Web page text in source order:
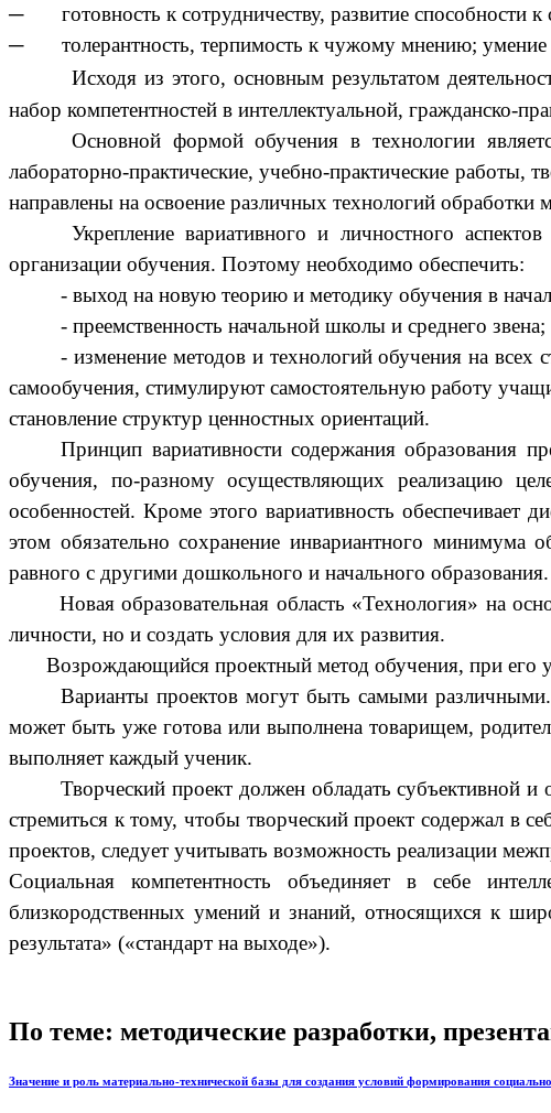
─ готовность к сотрудничеству, развитие способности к
─ толерантность, терпимость к чужому мнению; умение
Исходя из этого, основным результатом
набор компетентностей в интеллектуальной,
Основной формой обучения в технологии
лабораторно-практические, учебно-практические
направлены на освоение различных технологий
Укрепление вариативного и личностного
организации обучения. Поэтому необходимо обеспечить:
- выход на новую теорию и методику обучения в
- преемственность начальной школы и среднего звена;
- изменение методов и технологий обучения на
самообучения, стимулируют самостоятельную работу
становление структур ценностных ориентаций.
Принцип вариативности содержания образования
обучения, по-разному осуществляющих реализацию
особенностей. Кроме этого вариативность
этом обязательно сохранение инвариантного
равного с другими дошкольного и начального образования.
Новая образовательная область «Технология» на
личности, но и создать условия для их развития.
Возрождающийся проектный метод обучения, при его
Варианты проектов могут быть самыми
может быть уже готова или выполнена товарищем,
выполняет каждый ученик.
Творческий проект должен обладать субъективной
стремиться к тому, чтобы творческий проект содержал в
проектов, следует учитывать возможность реализации
Социальная компетентность объединяет в себе
близкородственных умений и знаний, относящихся к
результата» («стандарт на выходе»).
По теме: методические разработки,
Значение и роль материально-технической базы для создания условий формирования